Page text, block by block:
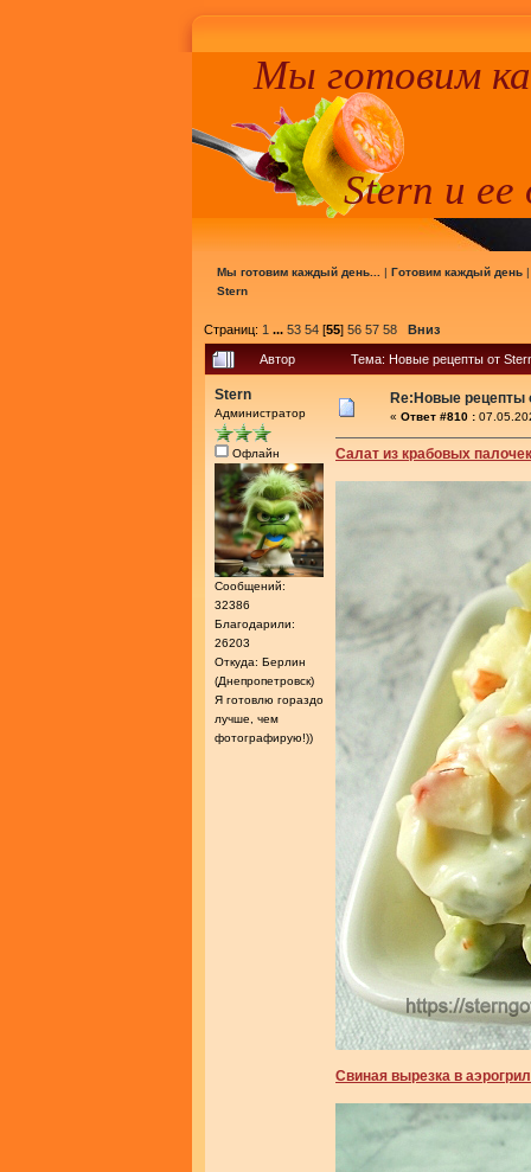
Мы готовим
Stern и ее
Мы готовим каждый день... | Готовим каждый день
Stern
Страниц: 1 ... 53 54 [55] 56 57 58 Вниз
Автор Тема: Новые рецепты от
Stern
Администратор
Офлайн
Сообщений:
32386
Благодарили:
26203
Откуда: Берлин
(Днепропетровск)
Я готовлю гораздо
лучше, чем
фотографирую!))
Re:Новые рецепты
« Ответ #810 :
Салат из крабовых
Свиная вырезка в